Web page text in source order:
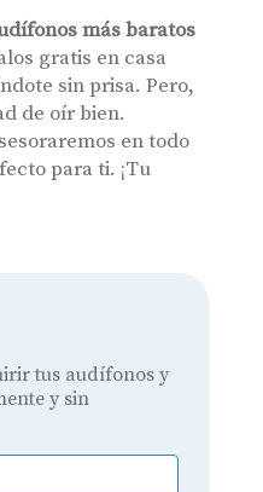
más baratos
gratis en casa
sin prisa. Pero,
de oír bien.
en todo
para ti. ¡Tu
tus audífonos y
y sin